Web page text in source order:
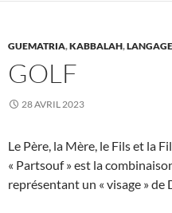
GUEMATRIA,KABBALAH,LANGAGE
GOLF
28 AVRIL 2023
Le Père, la Mère, le Fils et la
« Partsouf » est la
représentant un « visage » de